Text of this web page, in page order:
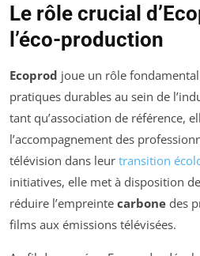
Le rôle crucial
l’éco-production
Ecoprod joue un rôle
pratiques durables au sein de
tant qu’association de référence,
l’accompagnement des
télévision dans leur transition
initiatives, elle met à disposition
réduire l’empreinte carbone des
films aux émissions télévisées.